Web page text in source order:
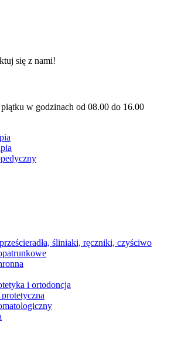
się z nami!
w godzinach od 08.00 do 16.00
śliniaki, ręczniki, czyściwo
i ortodoncja